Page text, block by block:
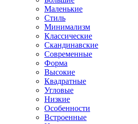
Маленькие
Стиль
Минимализм
Классические
Скандинавские
Современные
Форма
Высокие
Квадратные
Угловые
Низкие
Особенности
Встроенные